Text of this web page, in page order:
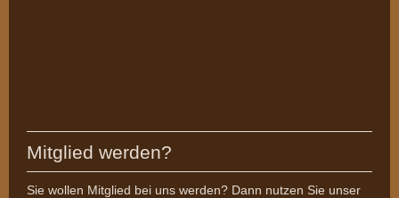
Mitglied werden?
Sie wollen Mitglied bei uns werden? Dann nutzen Sie unser